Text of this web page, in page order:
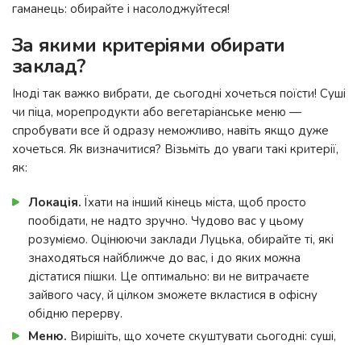
гаманець: обирайте і насолоджуйтеся!
За якими критеріями обирати
заклад?
Іноді так важко вибрати, де сьогодні хочеться поїсти! Суші
чи піца, морепродукти або вегетаріанське меню —
спробувати все й одразу неможливо, навіть якщо дуже
хочеться. Як визначитися? Візьміть до уваги такі критерії,
як:
Локація. Їхати на інший кінець міста, щоб просто
пообідати, не надто зручно. Чудово вас у цьому
розуміємо. Оцінюючи заклади Луцька, обирайте ті, які
знаходяться найближче до вас, і до яких можна
дістатися пішки. Це оптимально: ви не витрачаєте
зайвого часу, й цілком зможете вкластися в офісну
обідню перерву.
Меню. Вирішіть, що хочете скуштувати сьогодні: суші,